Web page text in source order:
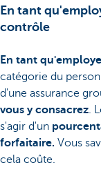
En tant
contrôle
En tant
catégorie du
d'une assurance
vous y consacrez.
s'agir d'un
forfaitaire. Vous
cela coûte.